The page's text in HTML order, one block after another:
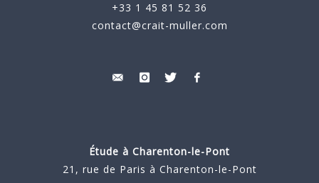
+33 1 45 81 52 36
contact@crait-muller.com
Étude à Charenton-le-Pont
21, rue de Paris à Charenton-le-Pont